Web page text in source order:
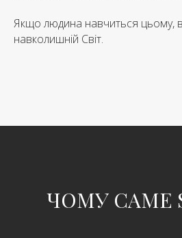
Якщо людина навчиться цьому,
навколишній Світ.
ЧОМУ САМЕ